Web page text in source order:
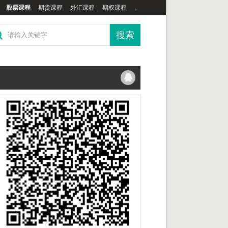
股票课程 期货课程 外汇课程 期权课程 。